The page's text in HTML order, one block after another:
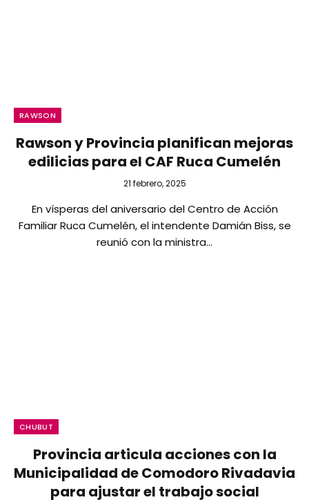
RAWSON
Rawson y Provincia planifican mejoras
edilicias para el CAF Ruca Cumelén
21 febrero, 2025
En vísperas del aniversario del Centro de Acción
Familiar Ruca Cumelén, el intendente Damián Biss, se
reunió con la ministra…
CHUBUT
Provincia articula acciones con la
Municipalidad de Comodoro Rivadavia
para ajustar el trabajo social